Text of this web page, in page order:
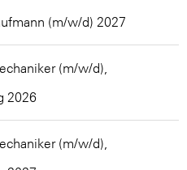
(m/w/d) 2027
(m/w/d),
2026
(m/w/d),